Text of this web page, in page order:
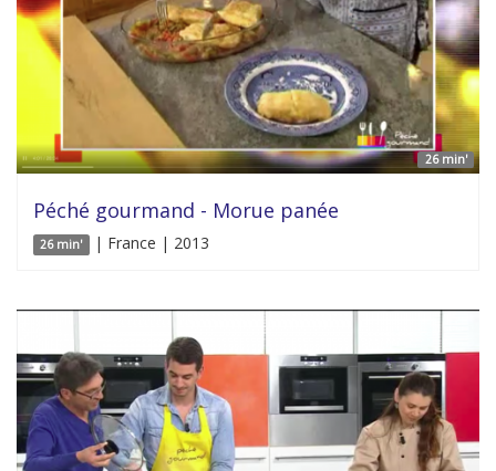
26 min'
Péché gourmand - Morue panée
26 min' | France | 2013